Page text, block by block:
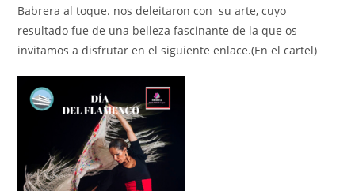
Babrera al toque. nos deleitaron con su arte, cuyo
resultado fue de una belleza fascinante de la que os
invitamos a disfrutar en el siguiente enlace.(En el cartel)